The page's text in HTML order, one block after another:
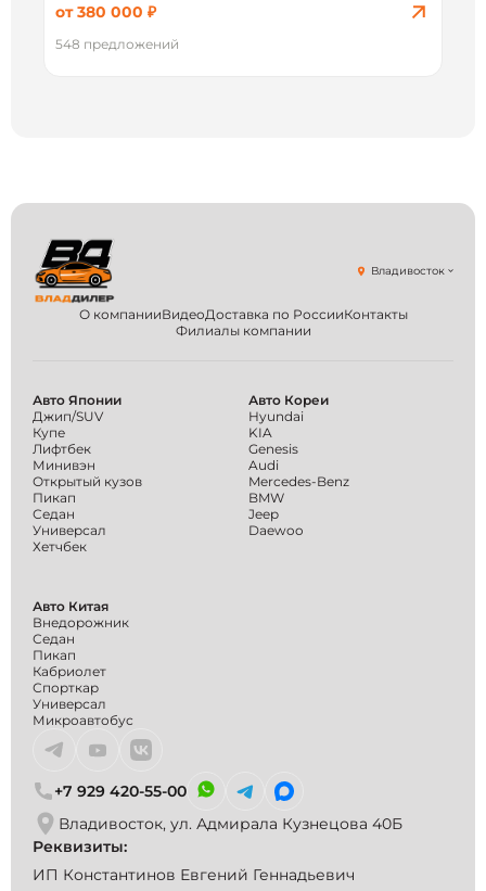
от 380 000 ₽
548 предложений
О компанииВидеоДоставка по РоссииКонтакты
Филиалы компании
Владивосток
+7 929 420-55-00
Владивосток, ул. Адмирала Кузнецова 40Б
Реквизиты:
ИП Константинов Евгений Геннадьевич
Авто Японии
Джип/SUV
Купе
Лифтбек
Минивэн
Открытый кузов
Пикап
Седан
Универсал
Хетчбек
Авто Кореи
Hyundai
KIA
Genesis
Audi
Mercedes-Benz
BMW
Jeep
Daewoo
Авто Китая
Внедорожник
Седан
Пикап
Кабриолет
Спорткар
Универсал
Микроавтобус